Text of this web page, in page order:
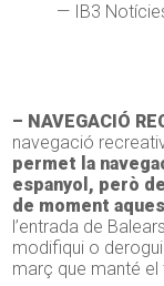
— IB3
– NAVEGACIÓ
navegació
permet la
espanyol, però
de moment
l’entrada de
modifiqui o
març que manté